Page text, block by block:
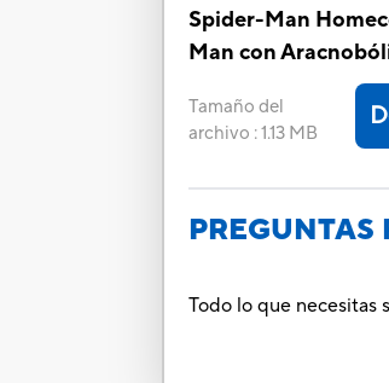
Spider-Man
Man con
Tamaño del
archivo :1.13 MB
PREGUNTAS
Todo lo que necesitas